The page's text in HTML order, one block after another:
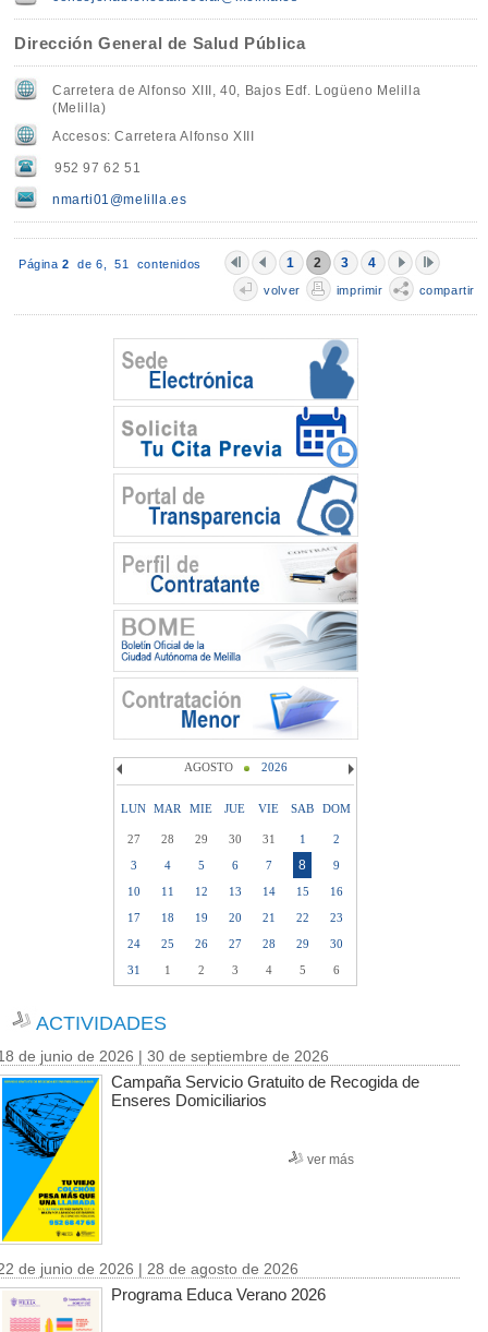
Dirección General de Salud Pública
Carretera de Alfonso XIII, 40, Bajos Edf. Logüeno Melilla
(Melilla)
Accesos: Carretera Alfonso XIII
952 97 62 51
nmarti01@melilla.es
Página 2 de 6,51 contenidos 1 2 3 4
volver imprimir compartir
AGOSTO 2026
LUN MAR MIE JUE VIE SAB DOM
27 28 29 30 31 1
2
3
4 5 6 7 8
9
10
11 12 13 14 15
16
17
18 19 20 21 22
23
24
25 26 27 28 29
30
31
1 2 3 4 5 6
ACTIVIDADES
de junio de 2026 | 30 de septiembre de 2026
Campaña Servicio Gratuito de Recogida de
Enseres Domiciliarios
ver más
de junio de 2026 | 28 de agosto de 2026
Programa Educa Verano 2026